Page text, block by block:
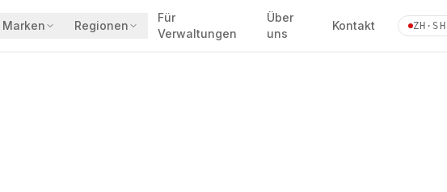
Marken Regionen
Für
Verwaltungen
Über
uns
Kontakt